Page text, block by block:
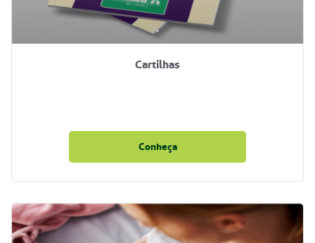
.
Cartilhas
Conheça